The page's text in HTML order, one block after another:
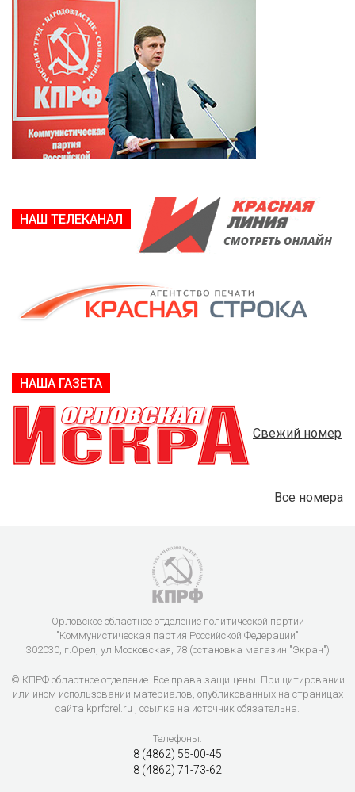
НАШ ТЕЛЕКАНАЛ
НАША ГАЗЕТА
Свежий номер
Все номера
Орловское областное отделение политической партии
"Коммунистическая партия Российской Федерации"
302030, г.Орел, ул Московская, 78 (остановка магазин "Экран")
© КПРФ областное отделение. Все права защищены. При цитировании
или ином использовании материалов, опубликованных на страницах
сайта kprforel.ru , ссылка на источник обязательна.
Телефоны:
8 (4862) 55-00-45
8 (4862) 71-73-62